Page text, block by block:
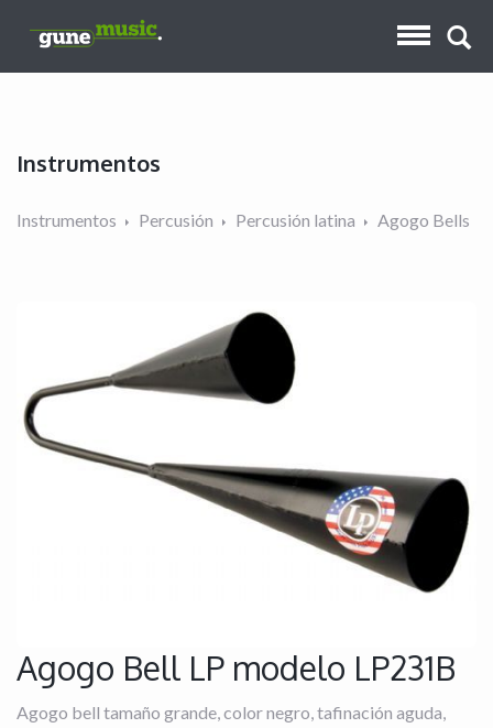
Instrumentos
Instrumentos Percusión Percusión latina Agogo Bells
Agogo Bell LP modelo LP231B
Agogo bell tamaño grande, color negro, tafinación aguda,